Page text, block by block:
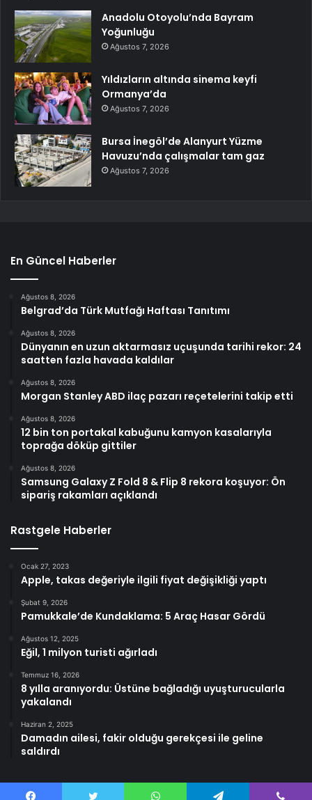
Anadolu Otoyolu’nda Bayram
Yoğunluğu
Ağustos 7, 2026
Yıldızların altında sinema keyfi
Ormanya’da
Ağustos 7, 2026
Bursa İnegöl’de Alanyurt Yüzme
Havuzu’nda çalışmalar tam gaz
Ağustos 7, 2026
En Güncel Haberler
Ağustos 8, 2026
Belgrad’da Türk Mutfağı Haftası Tanıtımı
Ağustos 8, 2026
Dünyanın en uzun aktarmasız uçuşunda tarihi rekor: 24
saatten fazla havada kaldılar
Ağustos 8, 2026
Morgan Stanley ABD ilaç pazarı reçetelerini takip etti
Ağustos 8, 2026
12 bin ton portakal kabuğunu kamyon kasalarıyla
toprağa döküp gittiler
Ağustos 8, 2026
Samsung Galaxy Z Fold 8 & Flip 8 rekora koşuyor: Ön
sipariş rakamları açıklandı
Rastgele Haberler
Ocak 27, 2023
Apple, takas değeriyle ilgili fiyat değişikliği yaptı
Şubat 9, 2026
Pamukkale’de Kundaklama: 5 Araç Hasar Gördü
Ağustos 12, 2025
Eğil, 1 milyon turisti ağırladı
Temmuz 16, 2026
8 yılla aranıyordu: Üstüne bağladığı uyuşturucularla
yakalandı
Haziran 2, 2025
Damadın ailesi, fakir olduğu gerekçesi ile geline
saldırdı